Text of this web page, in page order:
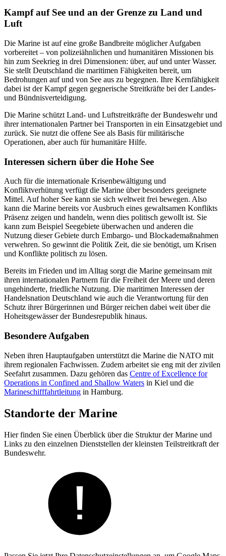
Kampf auf See und an der Grenze zu Land und
Luft
Die Marine ist auf eine große Bandbreite möglicher Aufgaben
vorbereitet – von polizeiähnlichen und humanitären Missionen bis
hin zum Seekrieg in drei Dimensionen: über, auf und unter Wasser.
Sie stellt Deutschland die maritimen Fähigkeiten bereit, um
Bedrohungen auf und von See aus zu begegnen. Ihre Kernfähigkeit
dabei ist der Kampf gegen gegnerische Streitkräfte bei der Landes-
und Bündnisverteidigung.
Die Marine schützt Land- und Luftstreitkräfte der Bundeswehr und
ihrer internationalen Partner bei Transporten in ein Einsatzgebiet und
zurück. Sie nutzt die offene See als Basis für militärische
Operationen, aber auch für humanitäre Hilfe.
Interessen sichern über die Hohe See
Auch für die internationale Krisenbewältigung und
Konfliktverhütung verfügt die Marine über besonders geeignete
Mittel. Auf hoher See kann sie sich weltweit frei bewegen. Also
kann die Marine bereits vor Ausbruch eines gewaltsamen Konflikts
Präsenz zeigen und handeln, wenn dies politisch gewollt ist. Sie
kann zum Beispiel Seegebiete überwachen und anderen die
Nutzung dieser Gebiete durch Embargo- und Blockademaßnahmen
verwehren. So gewinnt die Politik Zeit, die sie benötigt, um Krisen
und Konflikte politisch zu lösen.
Bereits im Frieden und im Alltag sorgt die Marine gemeinsam mit
ihren internationalen Partnern für die Freiheit der Meere und deren
ungehinderte, friedliche Nutzung. Die maritimen Interessen der
Handelsnation Deutschland wie auch die Verantwortung für den
Schutz ihrer Bürgerinnen und Bürger reichen dabei weit über die
Hoheitsgewässer der Bundesrepublik hinaus.
Besondere Aufgaben
Neben ihren Hauptaufgaben unterstützt die Marine die NATO mit
ihrem regionalen Fachwissen. Zudem arbeitet sie eng mit der zivilen
Seefahrt zusammen. Dazu gehören das Centre of Excellence for
Operations in Confined and Shallow Waters in Kiel und die
Marineschifffahrtleitung in Hamburg.
Standorte der Marine
Hier finden Sie einen Überblick über die Struktur der Marine und
Links zu den einzelnen Dienststellen der kleinsten Teilstreitkraft der
Bundeswehr.